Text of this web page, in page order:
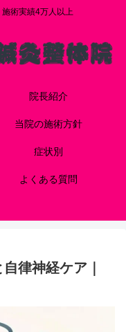
術実績4万人以上
院長紹介
当院の施術方針
症状別
よくある質問
律神経ケア｜